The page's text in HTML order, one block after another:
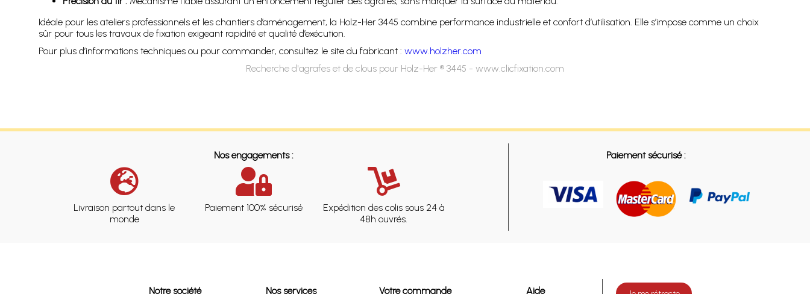
Idéale pour les ateliers professionnels et les chantiers d’aménagement, la Holz-Her 3445 combine performance industrielle et confort d’utilisation. Elle s’impose comme un choix
sûr pour tous les travaux de fixation exigeant rapidité et qualité d’exécution.
Pour plus d’informations techniques ou pour commander, consultez le site du fabricant : www.holzher.com
Recherche d'agrafes et de clous pour Holz-Her ® 3445 - www.clicfixation.com
Nos engagements :
Livraison partout dans le
monde
Paiement 100% sécurisé
Expédition des colis sous 24 à
48h ouvrés.
Paiement sécurisé :
Notre société Nos services Votre commande Aide